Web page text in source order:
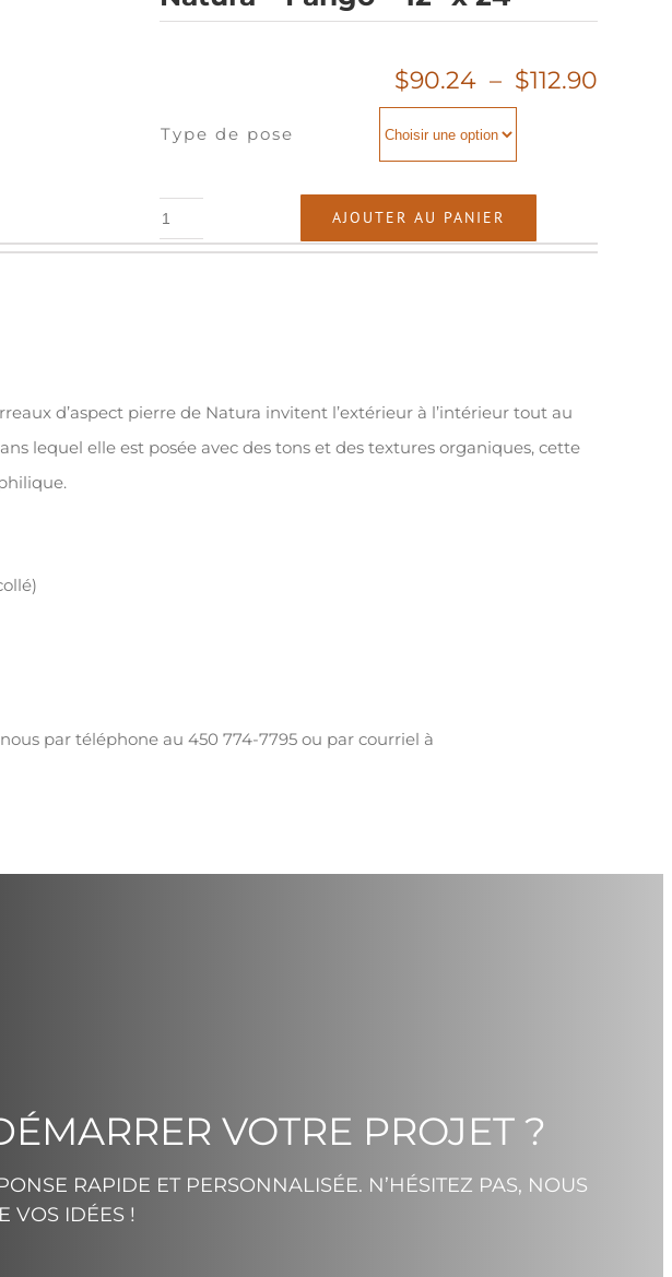
$90.24 – $112.90
Type de pose
quantité
de
12"
x
AJOUTER AU PANIER
d’aspect pierre de Natura invitent l’extérieur à l’intérieur tout au
lequel elle est posée avec des tons et des textures organiques, cette
par téléphone au 450 774-7795 ou par courriel à
VOTRE PROJET ?
RAPIDE ET PERSONNALISÉE. N’HÉSITEZ PAS, NOUS
VOS IDÉES !